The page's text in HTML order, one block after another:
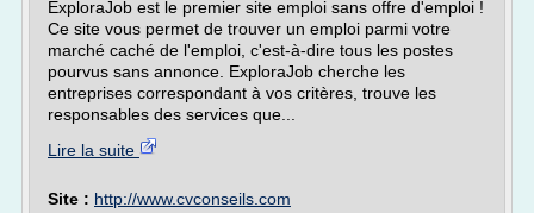
ExploraJob est le premier site emploi sans offre d'emploi !
Ce site vous permet de trouver un emploi parmi votre
marché caché de l'emploi, c'est-à-dire tous les postes
pourvus sans annonce. ExploraJob cherche les
entreprises correspondant à vos critères, trouve les
responsables des services que...
Lire la suite
Site : http://www.cvconseils.com